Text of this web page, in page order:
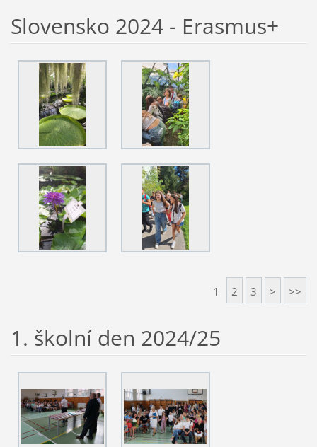
Slovensko 2024 - Erasmus+
1 2 3 > >>
1. školní den 2024/25